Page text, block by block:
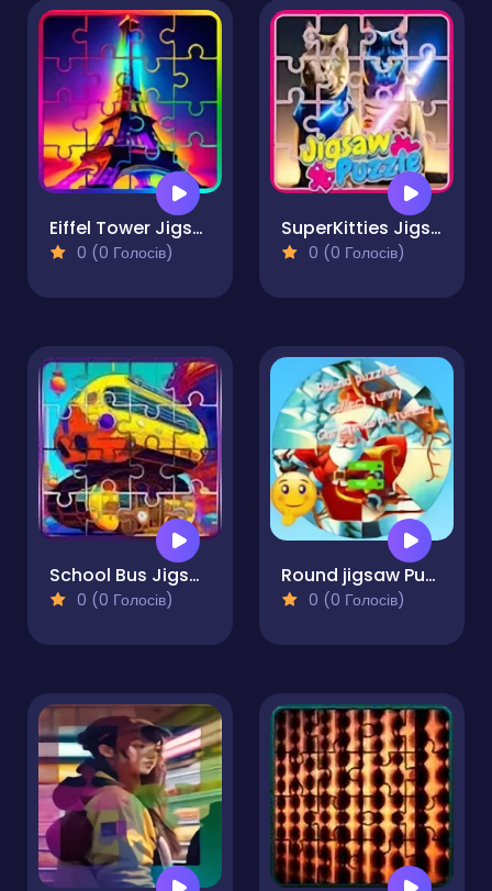
Eiffel Tower Jigsaw Block Puzzle
0 (0 Голосів)
SuperKitties Jigsaw Image Challenge
0 (0 Голосів)
School Bus Jigsaw Block Puzzle
0 (0 Голосів)
Round jigsaw Puzzle Collect funny Christmas pictures
0 (0 Голосів)